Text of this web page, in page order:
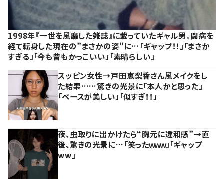
1998年『一世を風靡した雑誌』に載っていたギャル男。闘病を
経て転身した現在の”まさかの姿”に…「ギャップ！！」「まさか
すぎる」「今も昔もかっこいい」「素晴らしい」
スッピン女性→戸田恵梨香さん風メイクをし
た結果……驚きの光景に「本人かと思った」
「ベースが美しい」「似すぎ！！」
夜、虫取りに出かけたら“胸元に違和感”→直
後、驚きの光景に…「笑ったｗｗｗ」「ギャップ
ww」